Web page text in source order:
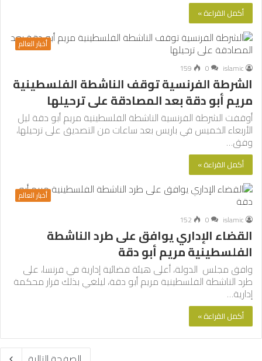
أكمل القراءة »
أخبار العالم
islamic
0
159
الشرطة الفرنسية توقف الناشطة الفلسطينية
مريم أبو دقة بعد المصادقة على ترحيلها
أوقفت الشرطة الفرنسية الناشطة الفلسطينية مريم أبو دقة ليل
الأربعاء الخميس في باريس بعد ساعات من التصديق على ترحيلها،
وفق…
أكمل القراءة »
أخبار العالم
islamic
0
152
القضاء الإداري يوافق على طرد الناشطة
الفلسطينية مريم أبو دقة
وافق مجلس الدولة، أعلى هيئة قضائية إدارية في فرنسا، على
طرد الناشطة الفلسطينية مريم أبو دقة، ليلغي بذلك قرار محكمة
إدارية…
أكمل القراءة »